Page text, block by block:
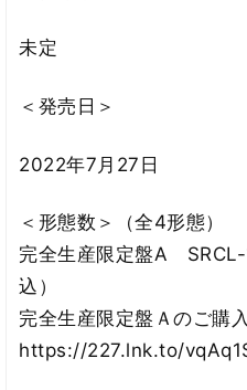
未定
＜発売日＞
2022年7月27日
＜形態数＞（全4形態）
完全生産限定盤A
込）
完全生産限定盤Ａのご購
https://227.lnk.to/